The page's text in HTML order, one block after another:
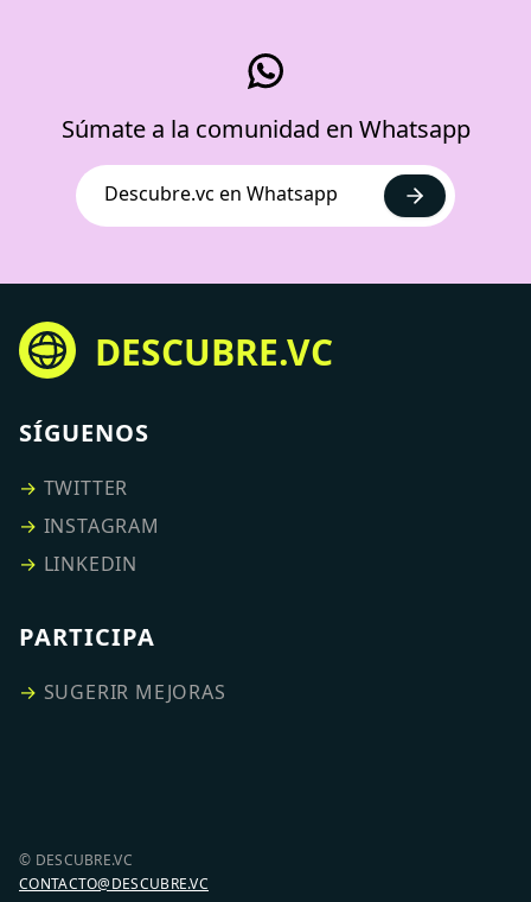
Súmate a la comunidad en Whatsapp
Descubre.vc en Whatsapp
DESCUBRE.VC
SÍGUENOS
→ TWITTER
→ INSTAGRAM
→ LINKEDIN
PARTICIPA
→ SUGERIR MEJORAS
© DESCUBRE.VC
CONTACTO@DESCUBRE.VC